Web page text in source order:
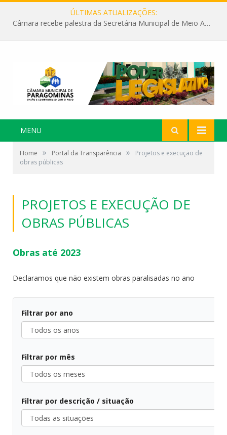
ÚLTIMAS ATUALIZAÇÕES:
Câmara recebe palestra da Secretária Municipal de Meio Ambiente sobre as ações da “SEMANA DO MEIO AMBIENTE”
MENU
Home » Portal da Transparência »
Projetos e execução de
obras públicas
PROJETOS E EXECUÇÃO DE
OBRAS PÚBLICAS
Obras até 2023
Declaramos que não existem obras paralisadas no ano
Filtrar por ano
Todos
anos
Filtrar por mês
Todos
meses
Filtrar por descrição / situação
Todas